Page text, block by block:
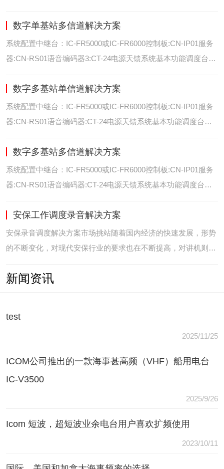
位/室内定位艾可慕数字电台具备GPS数据上传功能。而GPS定
位功能是艾可慕数字系统的标
数字单基站多信道解决方案
系统配置中继台：IC-FR5000或IC-FR6000控制板:CN-IP01服务
器:CN-RS01语音编码器3:CT-24电源天馈系统基本功能调度台录
室内定位艾可慕数字电台具备GPS数据上传功能。而GPS定位功
能是艾可慕数字系统的
数字多基站单信道解决方案
系统配置中继台：IC-FR5000或IC-FR6000控制板:CN-IP01服务
器:CN-RS01语音编码器:CT-24电源天馈系统基本功能调度台录
通过IP网络互联，通过成熟可靠的网络技术，艾可慕数字通讯将
延伸到世界的每一个角落。
数字多基站多信道解决方案
系统配置中继台：IC-FR5000或IC-FR6000控制板:CN-IP01服务
器:CN-RS01语音编码器:CT-24电源天馈系统基本功能调度台录
之间通过IP网络互联，通过成熟可靠的网络技术，艾可慕数字通
讯将延伸到世界的每一个角
安保工作调度录音解决方案
安保录音调度解决方案市场挑站随着国内经济的快速发展，形势
的不断变化，对现代安保行业的要求也在不断提高，对讲机则是
讯需要，常常会出现以下问题：（1）无可靠的报等多种保障手
新闻资讯
test
2025/11/25
ICOM公司推出的一款海事甚高频（VHF）船用电台
IC-V3500
2025/9/26
Icom 短波，超短波业余电台用户喜欢扩频使用
2023/10/11